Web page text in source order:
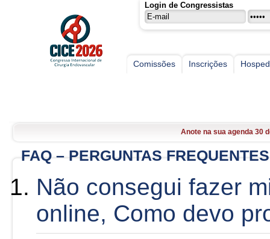
Login de Congressistas
Comissões Inscrições
Anote na sua agenda 30
Inscrições abertas. Faça
FAQ – PERGUNTAS FREQUENTES
Não consegui fazer
online, Como devo